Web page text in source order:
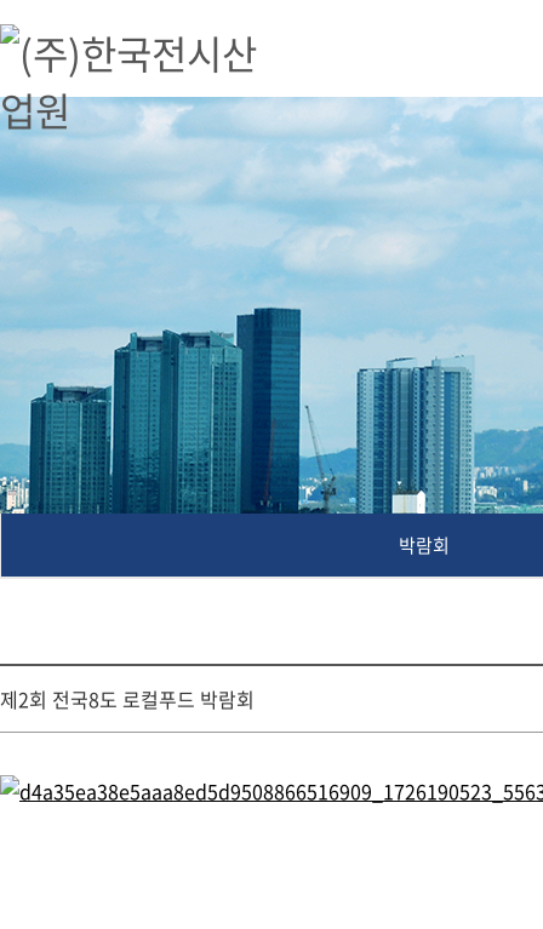
(주)한국전시산업원
(주)한국전시산업원, 박람회, 전시, 해외박람회 대행, 공연기획, 문화예술
박람회
제2회 전국8도 로컬푸드 박람회